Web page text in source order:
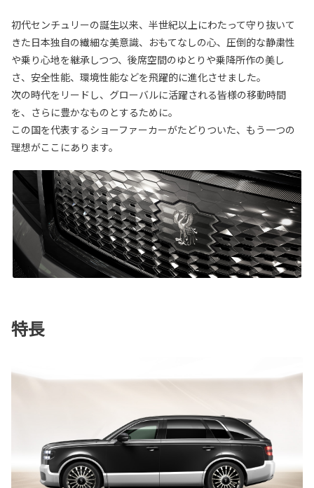
初代センチュリーの誕生以来、半世紀以上にわたって守り抜いて
きた日本独自の繊細な美意識、おもてなしの心、圧倒的な静粛性
や乗り心地を継承しつつ、後席空間のゆとりや乗降所作の美し
さ、安全性能、環境性能などを飛躍的に進化させました。
次の時代をリードし、グローバルに活躍される皆様の移動時間
を、さらに豊かなものとするために。
この国を代表するショーファーカーがたどりついた、もう一つの
理想がここにあります。
特長